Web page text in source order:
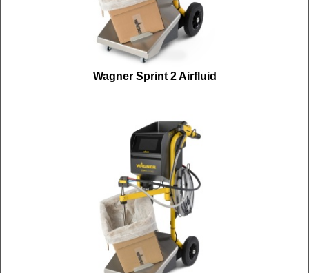
Wagner Sprint 2 Airfluid